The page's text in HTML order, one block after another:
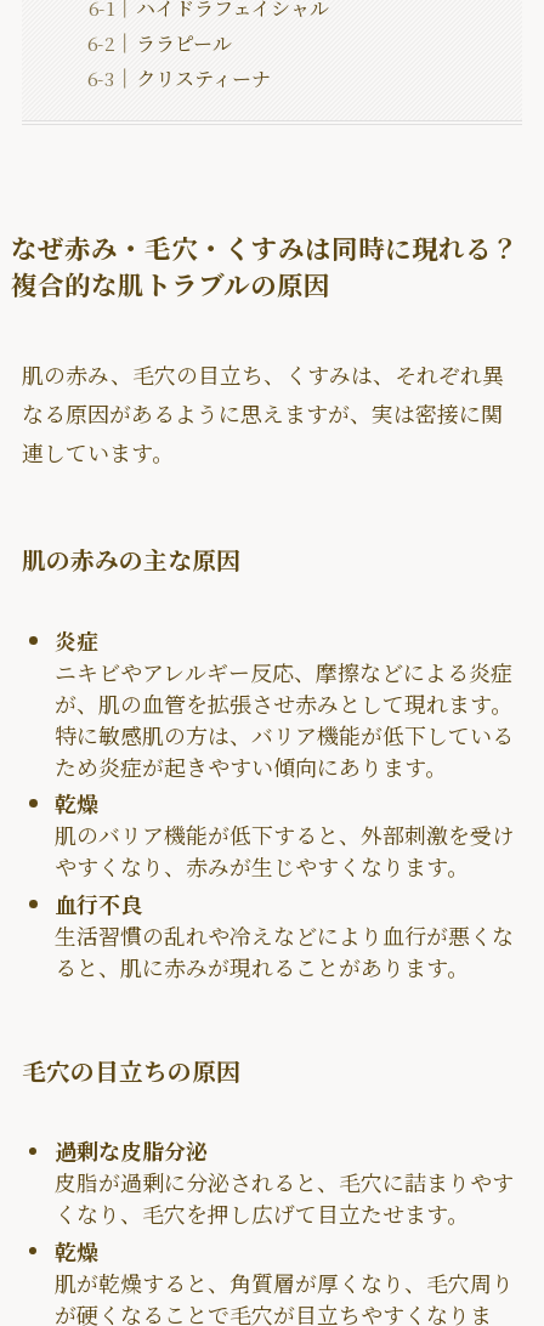
ハイドラフェイシャル
ララピール
クリスティーナ
なぜ赤み・毛穴・くすみは同時に現れる？
複合的な肌トラブルの原因
肌の赤み、毛穴の目立ち、くすみは、それぞれ異
なる原因があるように思えますが、実は密接に関
連しています。
肌の赤みの主な原因
炎症
ニキビやアレルギー反応、摩擦などによる炎症
が、肌の血管を拡張させ赤みとして現れます。
特に敏感肌の方は、バリア機能が低下している
ため炎症が起きやすい傾向にあります。
乾燥
肌のバリア機能が低下すると、外部刺激を受け
やすくなり、赤みが生じやすくなります。
血行不良
生活習慣の乱れや冷えなどにより血行が悪くな
ると、肌に赤みが現れることがあります。
毛穴の目立ちの原因
過剰な皮脂分泌
皮脂が過剰に分泌されると、毛穴に詰まりやす
くなり、毛穴を押し広げて目立たせます。
乾燥
肌が乾燥すると、角質層が厚くなり、毛穴周り
が硬くなることで毛穴が目立ちやすくなりま